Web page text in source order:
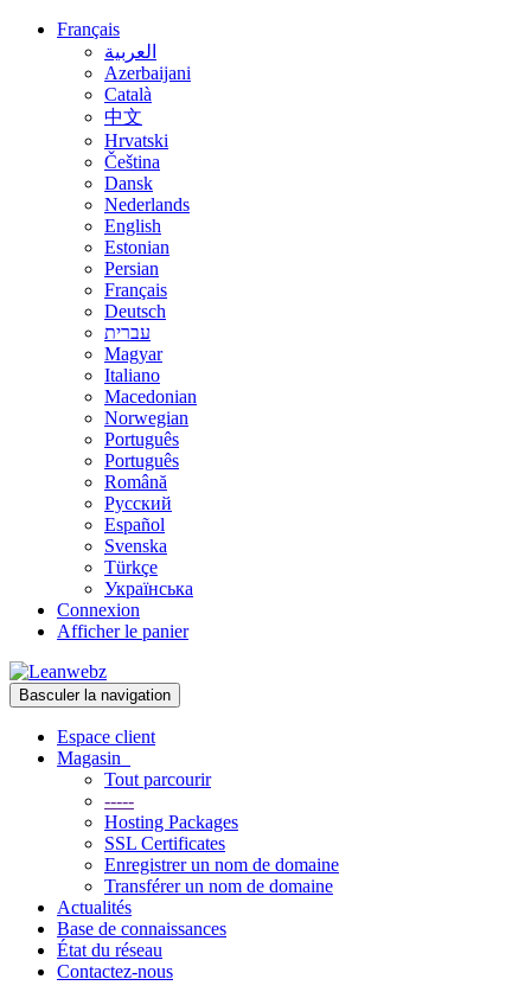
Français
العربية
Azerbaijani
Català
中文
Hrvatski
Čeština
Dansk
Nederlands
English
Estonian
Persian
Français
Deutsch
עברית
Magyar
Italiano
Macedonian
Norwegian
Português
Português
Română
Русский
Español
Svenska
Türkçe
Українська
Connexion
Afficher le panier
Basculer la navigation
Espace client
Magasin
Tout parcourir
-----
Hosting Packages
SSL Certificates
Enregistrer un nom de domaine
Transférer un nom de domaine
Actualités
Base de connaissances
État du réseau
Contactez-nous